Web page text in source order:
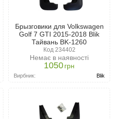
Брызговики для Volkswagen
Golf 7 GTI 2015-2018 Blik
Тайвань BK-1260
Код 234402
Немає в наявності
1050грн
Вирбник: Blik